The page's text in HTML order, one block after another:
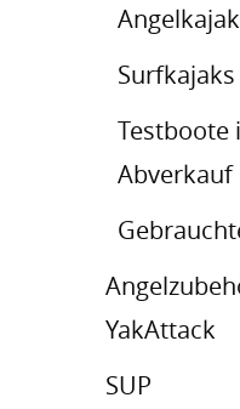
Surfkajaks
Testboote
Abverkauf
YakAttack
SUP